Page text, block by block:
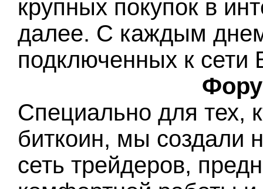
крупных покупок в
далее. С каждым
подключенных к сети
Специально для тех,
биткоин, мы создали
сеть трейдеров,